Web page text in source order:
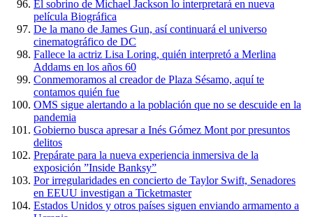
El sobrino de Michael Jackson lo interpretará en nueva
película Biográfica
De la mano de James Gun, así continuará el universo
cinematográfico de DC
Fallece la actriz Lisa Loring, quién interpretó a Merlina
Addams en los años 60
Conmemoramos al creador de Plaza Sésamo, aquí te
contamos quién fue
OMS sigue alertando a la población que no se descuide en la
pandemia
Gobierno busca apresar a Inés Gómez Mont por presuntos
delitos
Prepárate para la nueva experiencia inmersiva de la
exposición ”Inside Banksy”
Por irregularidades en concierto de Taylor Swift, Senadores
en EEUU investigan a Ticketmaster
Estados Unidos y otros países siguen enviando armamento a